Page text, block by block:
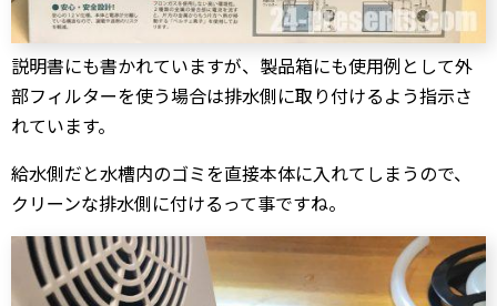
説明書にも書かれていますが、製品箱にも使用例として外
部フィルターを使う場合は排水側に取り付けるよう指示さ
れています。
給水側だと水槽内のゴミを直接本体に入れてしまうので、
クリーンな排水側に付けるって事ですね。